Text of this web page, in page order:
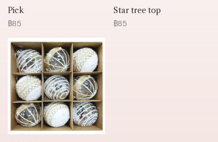
Pick
฿85
Star tree top
฿85